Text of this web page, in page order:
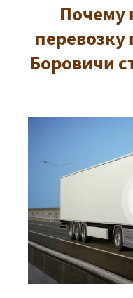
Почему
перевозку
Боровичи